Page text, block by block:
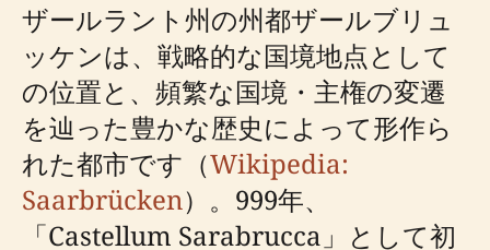
ザールラント州の州都ザールブリュ
ッケンは、戦略的な国境地点として
の位置と、頻繁な国境・主権の変遷
を辿った豊かな歴史によって形作ら
れた都市です（Wikipedia:
Saarbrücken）。999年、
「Castellum Sarabrucca」として初